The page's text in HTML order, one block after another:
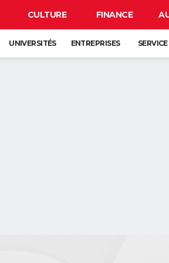
CULTURE FINANCE
UNIVERSITÉS ENTREPRISES